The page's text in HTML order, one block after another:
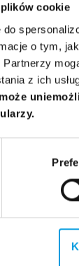
cookie
o tym,
z ich